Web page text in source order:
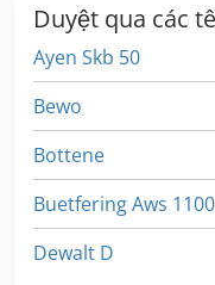
Duyệt qua các
Ayen Skb 50
Bewo
Bottene
Buetfering Aws 1100
Dewalt D